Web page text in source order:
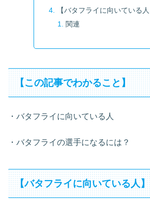
【バタフライに向いている人
関連
【この記事でわかること】
・バタフライに向いている人
・バタフライの選手になるには？
【バタフライに向いている人】